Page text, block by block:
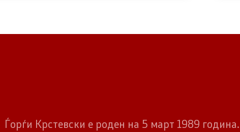
Ѓорѓи Крстевски е роден на 5 март 1989